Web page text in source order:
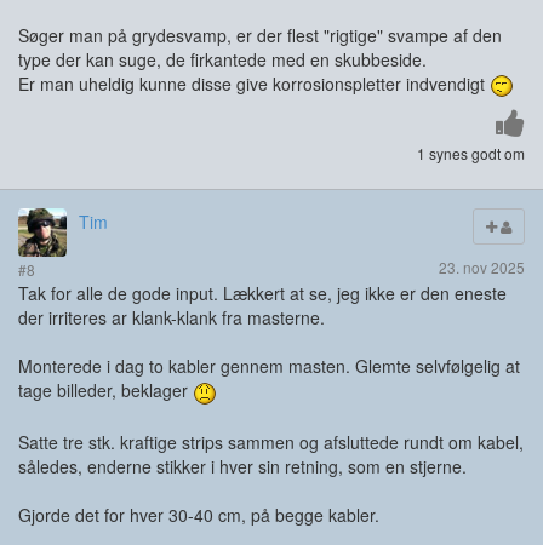
Søger man på grydesvamp, er der flest "rigtige" svampe af den
type der kan suge, de firkantede med en skubbeside.
Er man uheldig kunne disse give korrosionspletter indvendigt
1 synes godt om
Tim
#8 23. nov 2025
Tak for alle de gode input. Lækkert at se, jeg ikke er den eneste
der irriteres ar klank-klank fra masterne.
Monterede i dag to kabler gennem masten. Glemte selvfølgelig at
tage billeder, beklager
Satte tre stk. kraftige strips sammen og afsluttede rundt om kabel,
således, enderne stikker i hver sin retning, som en stjerne.
Gjorde det for hver 30-40 cm, på begge kabler.